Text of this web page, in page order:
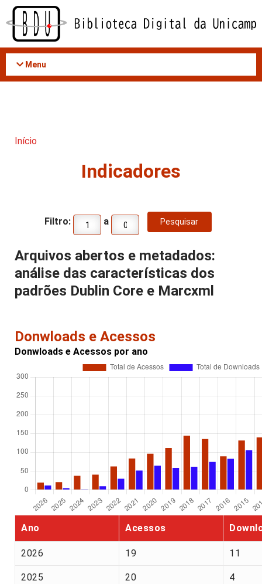
Acessar
conteúdo
Menu
Início
Indicadores
Filtro: a
Arquivos abertos e metadados:
análise das características dos
padrões Dublin Core e Marcxml
Donwloads e Acessos
Donwloads e Acessos por ano
Ano Acessos
2026 19 11
2025 20 4